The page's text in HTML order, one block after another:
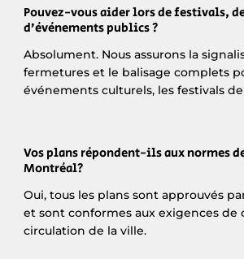
Pouvez-vous aider lors de festivals,
d’événements publics ?
Absolument. Nous assurons la
fermetures et le balisage complets
événements culturels, les festivals
Vos plans répondent-ils aux normes
Montréal?
Oui, tous les plans sont approuvés
et sont conformes aux exigences de
circulation de la ville.